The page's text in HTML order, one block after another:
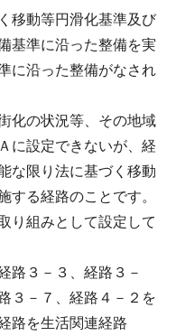
移動等円滑化基準及び
基準に沿った整備を実
に沿った整備がなされ
化の状況等、その地域
に設定できないが、経
な限り法に基づく移動
する経路のことです。
り組みとして設定して
路３－３、経路３－
３－７、経路４－２を
路を生活関連経路